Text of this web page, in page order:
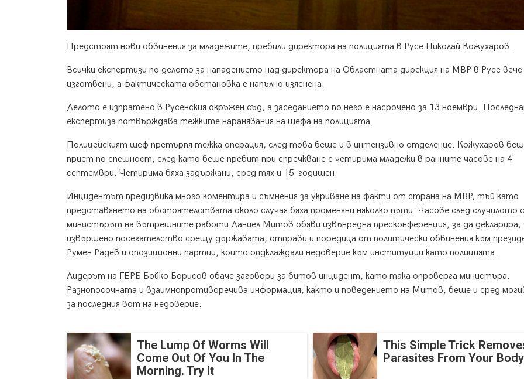
Предстоят нови обвинения за младежите, пребили директора на полицията в Русе Николай Кожухаров.
Всички експертизи по делото за нападението над директора на Областната дирекция на МВР в Русе вече
изготвени, а фактическата обстановка е напълно изяснена.
Делото е изпратено в Русенския окръжен съд, а заседанието по него е насрочено за 13 ноември.
експертиза потвърждава тежките наранявания на шефа на полицията.
Полицейският шеф претърпя тежка операция, след това беше и в интензивно отделение. Кожухаров
приет по спешност, след като беше пребит при спречкване с четирима младежи в ранните часове на 4
септември. Четирима бяха задържани, сред тях и 15-годишен.
Инцидентът предизвика много коментира и съмнения за укриване на факти от страна на МВР, тъй като
представянето на обстоятелствата около случая бяха променяни няколко пъти. Часове след случилото
министърът на вътрешните работи Даниел Митов обяви извънредна пресконференция, за да декларира,
извършено посегателство срещу държавата, отправи и поредица от политически обвинения към
Румен Радев и опозиционни партии, които опдклаждали недоверие към институции като полицията.
Лидерът на ГЕРБ Бойко Борисов обаче заговори за битов инцидент, като така опроверга министъра.
Разнопосочната и взаимнопротиворечива информация, както и поведението на Митов, беше и сред
за последния вот на недоверие.
The Lump Of Worms Will
Come Out Of You In The
Morning. Try It
This Simple Trick
Parasites From Your